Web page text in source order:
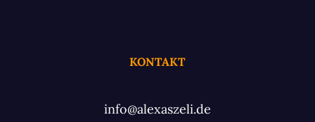
KONTAKT
info@alexaszeli.de